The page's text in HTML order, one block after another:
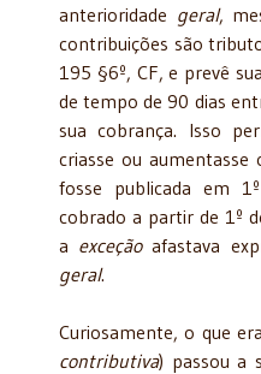
anterioridade geral,
contribuições são
195 §6º, CF, e prevê
de tempo de 90 dias
sua cobrança. Isso
criasse ou
fosse publicada em
cobrado a partir de 1º
a exceçãoafastava
geral.
Curiosamente, o que
contributiva) passou a